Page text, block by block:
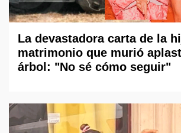
La devastadora carta de la
matrimonio que murió
árbol: "No sé cómo seguir"